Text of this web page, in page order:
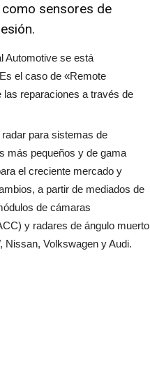
sensores de
Automotive se está
el caso de «Remote
las reparaciones a través de
para sistemas de
más pequeños y de gama
el creciente mercado y
a partir de mediados de
de cámaras
y radares de ángulo muerto
Nissan, Volkswagen y Audi.